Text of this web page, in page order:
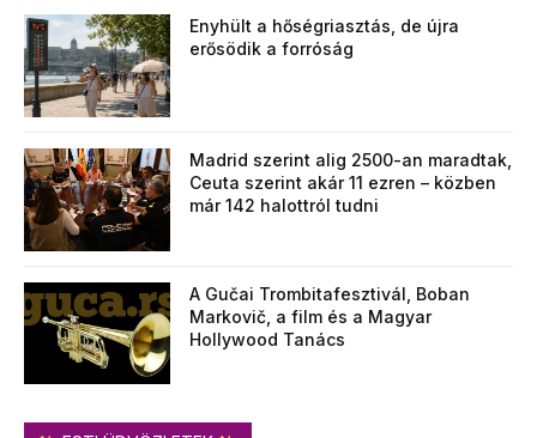
Enyhült a hőségriasztás, de újra
erősödik a forróság
Madrid szerint alig 2500-an maradtak,
Ceuta szerint akár 11 ezren – közben
már 142 halottról tudni
A Gučai Trombitafesztivál, Boban
Markovič, a film és a Magyar
Hollywood Tanács